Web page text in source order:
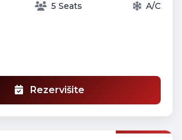
5 Seats A/C
Rezervišite